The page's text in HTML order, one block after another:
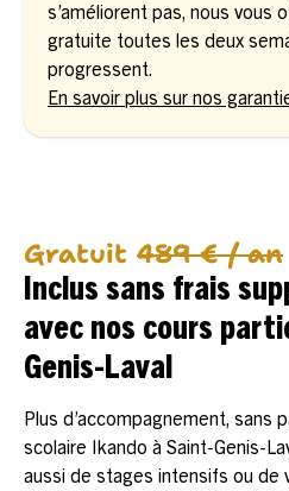
s’améliorent pas, nous vous
gratuite toutes les deux
progressent.
En savoir plus sur nos
Gratuit 489 € / an
Inclus sans frais
avec nos cours
Genis-Laval
Plus d’accompagnement, sans
scolaire Ikando à Saint-Genis-
aussi de stages intensifs ou de